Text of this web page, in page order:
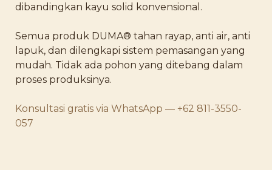
dibandingkan kayu solid konvensional.
Semua produk DUMA® tahan rayap, anti air, anti
lapuk, dan dilengkapi sistem pemasangan yang
mudah. Tidak ada pohon yang ditebang dalam
proses produksinya.
Konsultasi gratis via WhatsApp — +62 811-3550-
057